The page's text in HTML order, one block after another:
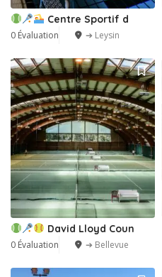
Centre Sportif d
0 Évaluation ➔ Leysin
David Lloyd Coun
0 Évaluation ➔ Bellevue